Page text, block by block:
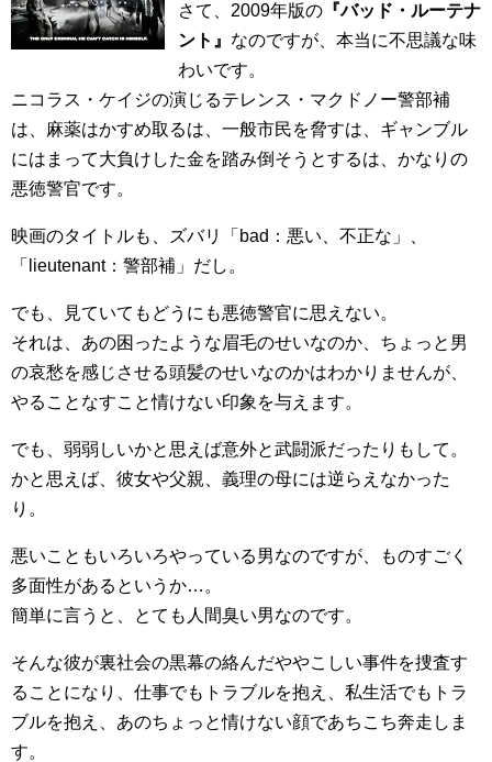
さて、2009年版の 『バッド・ルーテナ
ント』 なのですが、本当に不思議な味
わいです。
ニコラス・ケイジの演じるテレンス・マクドノー警部補
は、麻薬はかすめ取るは、一般市民を脅すは、ギャンブル
にはまって大負けした金を踏み倒そうとするは、かなりの
悪徳警官です。
映画のタイトルも、ズバリ「bad：悪い、不正な」、
「lieutenant：警部補」だし。
でも、見ていてもどうにも悪徳警官に思えない。
それは、あの困ったような眉毛のせいなのか、ちょっと男
の哀愁を感じさせる頭髪のせいなのかはわかりませんが、
やることなすこと情けない印象を与えます。
でも、弱弱しいかと思えば意外と武闘派だったりもして。
かと思えば、彼女や父親、義理の母には逆らえなかった
り。
悪いこともいろいろやっている男なのですが、ものすごく
多面性があるというか…。
簡単に言うと、とても人間臭い男なのです。
そんな彼が裏社会の黒幕の絡んだややこしい事件を捜査す
ることになり、仕事でもトラブルを抱え、私生活でもトラ
ブルを抱え、あのちょっと情けない顔であちこち奔走しま
す。